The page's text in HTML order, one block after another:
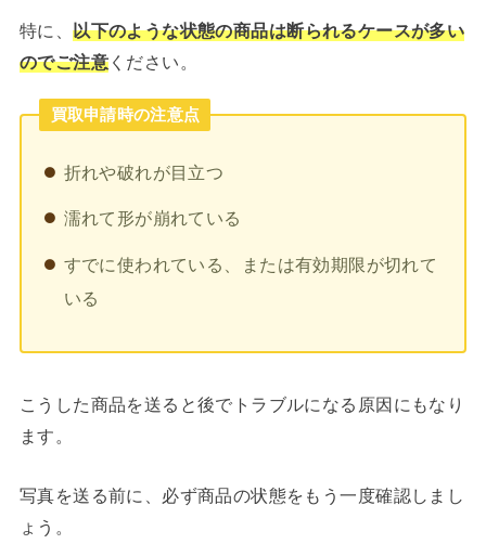
特に、以下のような状態の商品は断られるケースが多い
のでご注意ください。
買取申請時の注意点
折れや破れが目立つ
濡れて形が崩れている
すでに使われている、または有効期限が切れて
いる
こうした商品を送ると後でトラブルになる原因にもなり
ます。
写真を送る前に、必ず商品の状態をもう一度確認しまし
ょう。